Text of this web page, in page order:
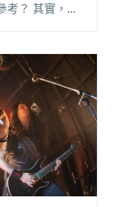
考？ 其實，你
比賽「超級歌
"如何唱好一